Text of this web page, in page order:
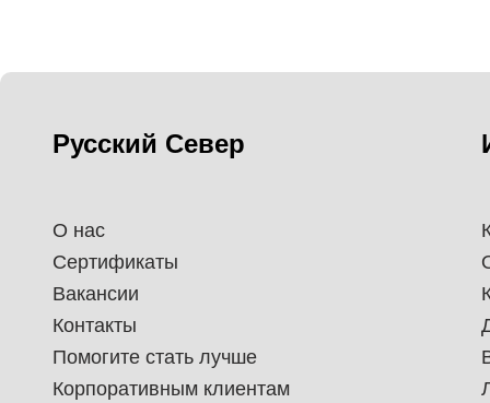
Русский Север
О нас
Сертификаты
Вакансии
Контакты
Помогите стать лучше
Корпоративным клиентам